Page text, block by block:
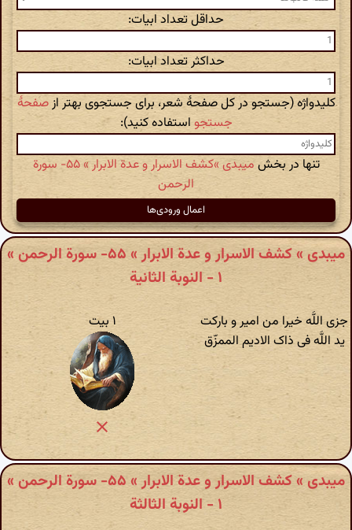
حداقل تعداد ابیات:
حداکثر تعداد ابیات:
کلیدواژه (جستجو در کل صفحهٔ شعر، برای جستجوی بهتر ازصفحهٔ
جستجو استفاده کنید):
تنها در بخش
میبدی »کشف الاسرار و عدة الابرار » ۵۵- سورة
الرحمن‏
میبدی » کشف الاسرار و عدة الابرار » ۵۵- سورة الرحمن‏ »
۱ - النوبة الثانیة
جزی اللَّه خیرا من امیر و بارکت
ید اللَّه فی ذاک الادیم الممزّق‌
۱ بیت
میبدی » کشف الاسرار و عدة الابرار » ۵۵- سورة الرحمن‏ »
۱ - النوبة الثالثة